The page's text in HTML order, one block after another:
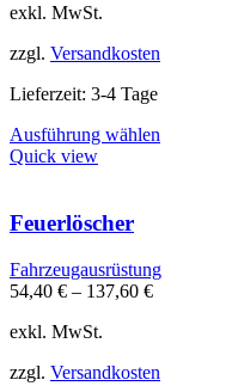
exkl. MwSt.
zzgl. Versandkosten
Lieferzeit: 3-4 Tage
Ausführung wählen
Die
Optionen
Quick view
Feuerlöscher
Fahrzeugausrüstung
54,40 € – 137,60 €
exkl. MwSt.
zzgl. Versandkosten